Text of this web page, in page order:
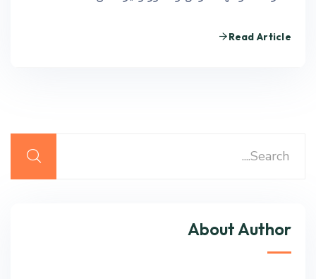
Read Article
About Author